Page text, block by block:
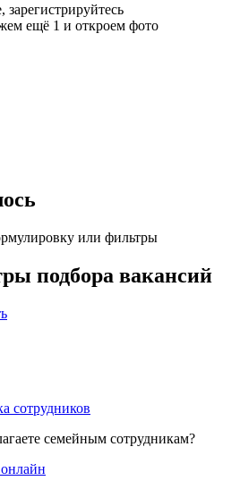
ещё 1 и откроем фото
или фильтры
подбора вакансий
сотрудников
семейным сотрудникам?